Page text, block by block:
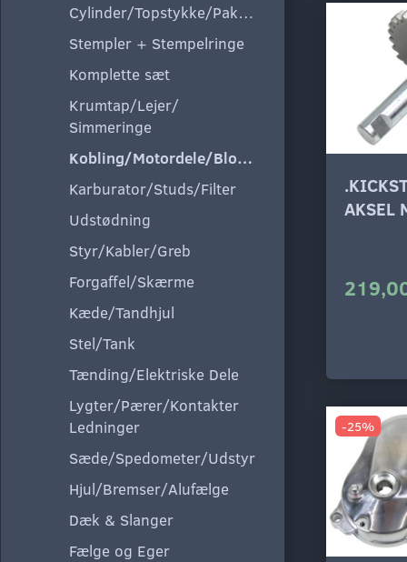
Cylinder/Topstykke/Pakning
Stempler + Stempelringe
Komplette sæt
Krumtap/Lejer/
Simmeringe
Kobling/Motordele/Blokke
Karburator/Studs/Filter
Udstødning
Styr/Kabler/Greb
Forgaffel/Skærme
Kæde/Tandhjul
Stel/Tank
Tænding/Elektriske Dele
Lygter/Pærer/Kontakter
Ledninger
Sæde/Spedometer/Udstyr
Hjul/Bremser/Alufælge
Dæk & Slanger
Fælge og Eger
AKSEL
-25%